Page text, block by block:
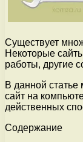
Существует
Некоторые
работы, другие
В данной статье
сайт на
действенных
Содержание